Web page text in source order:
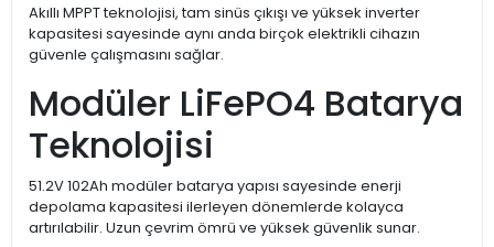
Akıllı MPPT teknolojisi, tam sinüs çıkışı ve yüksek inverter
kapasitesi sayesinde aynı anda birçok elektrikli cihazın
güvenle çalışmasını sağlar.
Modüler LiFePO4 Batarya
Teknolojisi
51.2V 102Ah modüler batarya yapısı sayesinde enerji
depolama kapasitesi ilerleyen dönemlerde kolayca
artırılabilir. Uzun çevrim ömrü ve yüksek güvenlik sunar.